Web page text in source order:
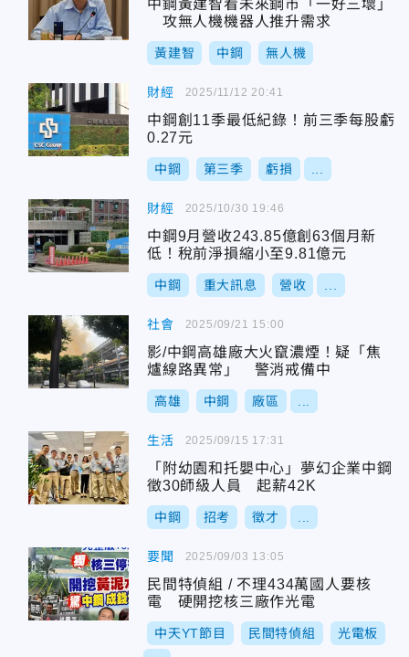
中鋼黃建智看未來鋼市「一好三壞」
攻無人機機器人推升需求
黃建智 中鋼 無人機
財經
中鋼創11季最低紀錄！前三季每股虧
0.27元
中鋼 第三季 虧損
2025/11/12 20:41
財經
中鋼9月營收243.85億創63個月新
低！稅前淨損縮小至9.81億元
中鋼 重大訊息 營收
2025/10/30 19:46
社會
影/中鋼高雄廠大火竄濃煙！疑「焦
爐線路異常」 警消戒備中
高雄 中鋼 廠區
2025/09/21 15:00
生活
「附幼園和托嬰中心」夢幻企業中鋼
徵30師級人員 起薪42K
中鋼 招考 徵才
2025/09/15 17:31
要聞
民間特偵組 / 不理434萬國人要核
電 硬開挖核三廠作光電
中天YT節目 民間特偵組 光電板
2025/09/03 13:05